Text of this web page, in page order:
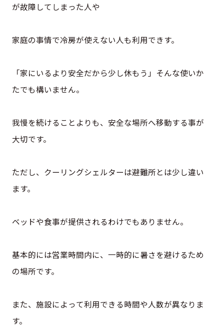
が故障してしまった人や
家庭の事情で冷房が使えない人も利用できす。
「家にいるより安全だから少し休もう」そんな使いか
たでも構いません。
我慢を続けることよりも、安全な場所へ移動する事が
大切です。
ただし、クーリングシェルターは避難所とは少し違い
ます。
ベッドや食事が提供されるわけでもありません。
基本的には営業時間内に、一時的に暑さを避けるため
の場所です。
また、施設によって利用できる時間や人数が異なりま
す。